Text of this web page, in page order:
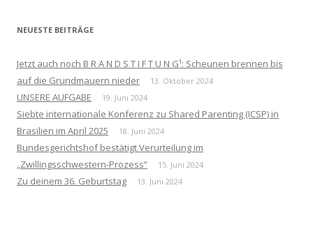
NEUESTE BEITRÄGE
Jetzt auch noch B R A N D S T I F T U N G¹: Scheunen brennen bis
auf die Grundmauern nieder
13. Oktober 2024
UNSERE AUFGABE 19. Juni 2024
Siebte internationale Konferenz zu Shared Parenting (ICSP) in
Brasilien im April 2025
18. Juni 2024
Bundesgerichtshof bestätigt Verurteilung im
„Zwillingsschwestern-Prozess“
15. Juni 2024
Zu deinem 36. Geburtstag 13. Juni 2024